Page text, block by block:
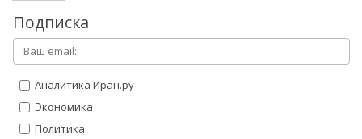
Подписка
Аналитика Иран.ру
Экономика
Политика